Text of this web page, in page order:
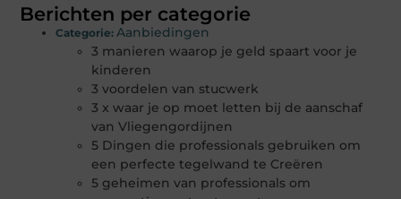
Berichten per categorie
Categorie: Aanbiedingen
3 manieren waarop je geld spaart voor je
kinderen
3 voordelen van stucwerk
3 x waar je op moet letten bij de aanschaf
van Vliegengordijnen
5 Dingen die professionals gebruiken om
een perfecte tegelwand te Creëren
5 geheimen van professionals om